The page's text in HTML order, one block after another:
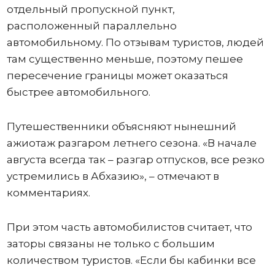
отдельный пропускной пункт,
расположенный параллельно
автомобильному. По отзывам туристов, людей
там существенно меньше, поэтому пешее
пересечение границы может оказаться
быстрее автомобильного.
Путешественники объясняют нынешний
ажиотаж разгаром летнего сезона. «В начале
августа всегда так – разгар отпусков, все резко
устремились в Абхазию», – отмечают в
комментариях.
При этом часть автомобилистов считает, что
заторы связаны не только с большим
количеством туристов. «Если бы кабинки все